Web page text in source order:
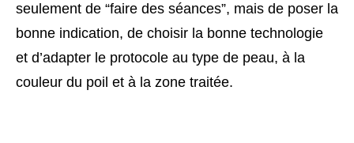
seulement de “faire des séances”, mais de poser la
bonne indication, de choisir la bonne technologie
et d’adapter le protocole au type de peau, à la
couleur du poil et à la zone traitée.